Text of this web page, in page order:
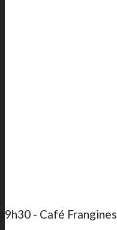
9h30 - Café Frangines